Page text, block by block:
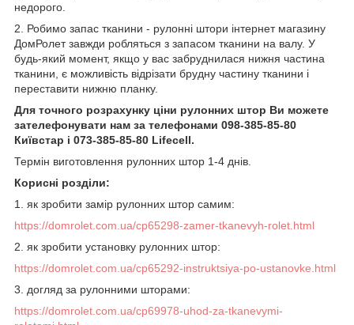
недорого.
2. Робимо запас тканини - рулонні штори інтернет магазину
ДомРолет завжди робляться з запасом тканини на валу. У
будь-який момент, якщо у вас забруднилася нижня частина
тканини, є можливість відрізати брудну частину тканини і
переставити нижню планку.
Для точного розрахунку ціни рулонних штор Ви можете
зателефонувати нам за телефонами 098-385-85-80
Київстар і 073-385-85-80 Lifecell.
Термін виготовлення рулонних штор 1-4 днів.
Корисні розділи:
1. як зробити замір рулонних штор самим:
https://domrolet.com.ua/cp65298-zamer-tkanevyh-rolet.html
2. як зробити установку рулонних штор:
https://domrolet.com.ua/cp65292-instruktsiya-po-ustanovke.html
3. догляд за рулонними шторами:
https://domrolet.com.ua/cp69978-uhod-za-tkanevymi-